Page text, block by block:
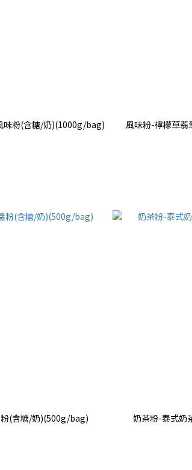
味粉(含糖/奶)(1000g/bag) 風味粉-檸檬草
(含糖/奶)(500g/bag) 奶茶粉-泰式奶